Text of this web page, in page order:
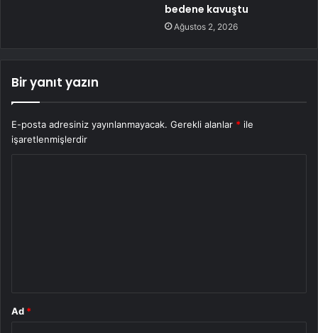
bedene kavuştu
Ağustos 2, 2026
Bir yanıt yazın
E-posta adresiniz yayınlanmayacak. Gerekli alanlar * ile
işaretlenmişlerdir
Ad *